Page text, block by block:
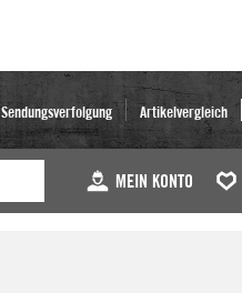
Sendungsverfolgung Artikelvergleich
MEIN KONTO